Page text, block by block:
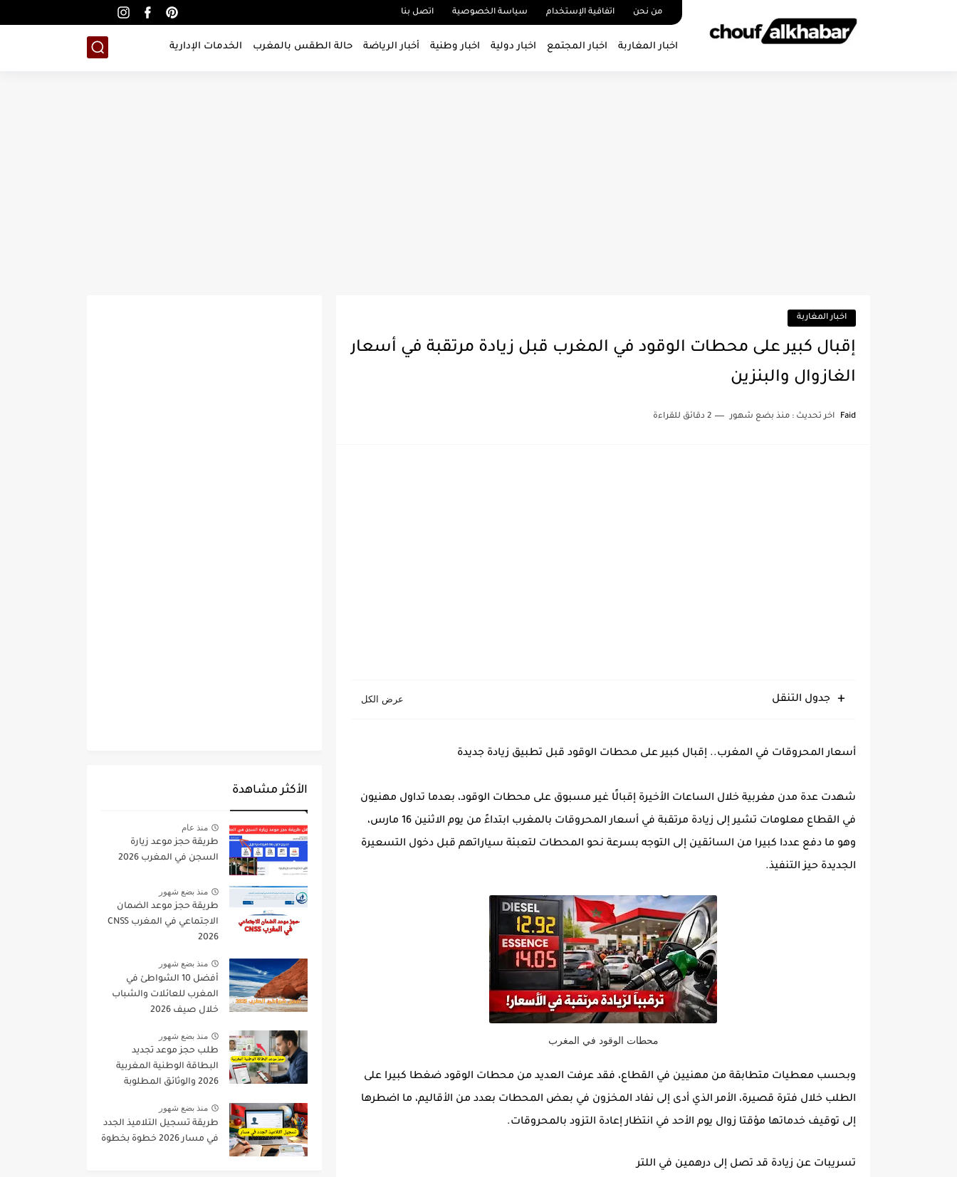
من نحن اتفاقية الإستخدام سياسة الخصوصية اتصل بنا
اخبار المغاربة اخبار المجتمع اخبار دولية اخبار وطنية أخبار الرياضة حالة الطقس بالمغرب الخدمات الإدارية
اخبار المغاربة
إقبال كبير على محطات الوقود في المغرب قبل زيادة مرتقبة في أسعار
الغازوال والبنزين
Faid اخر تحديث : منذ بضع شهور 2 دقائق للقراءة
جدول التنقل
أسعار المحروقات في المغرب.. إقبال كبير على محطات الوقود قبل تطبيق زيادة جديدة
شهدت عدة مدن مغربية خلال الساعات الأخيرة إقبالًا غير مسبوق على محطات الوقود، بعدما تداول مهنيون
في القطاع معلومات تشير إلى زيادة مرتقبة في أسعار المحروقات بالمغرب ابتداءً من يوم الاثنين 16 مارس،
وهو ما دفع عددا كبيرا من السائقين إلى التوجه بسرعة نحو المحطات لتعبئة سياراتهم قبل دخول التسعيرة
الجديدة حيز التنفيذ.
محطات الوقود في المغرب
وبحسب معطيات متطابقة من مهنيين في القطاع، فقد عرفت العديد من محطات الوقود ضغطا كبيرا على
الطلب خلال فترة قصيرة، الأمر الذي أدى إلى نفاد المخزون في بعض المحطات بعدد من الأقاليم، ما اضطرها
إلى توقيف خدماتها مؤقتا زوال يوم الأحد في انتظار إعادة التزود بالمحروقات.
تسريبات عن زيادة قد تصل إلى درهمين في اللتر
الأكثر مشاهدة
منذ عام
طريقة حجز موعد زيارة
السجن في المغرب 2026
منذ بضع شهور
طريقة حجز موعد الضمان
الاجتماعي في المغرب CNSS
2026
منذ بضع شهور
أفضل 10 الشواطئ في
المغرب للعائلات والشباب
خلال صيف 2026
منذ بضع شهور
طلب حجز موعد تجديد
البطاقة الوطنية المغربية
2026 والوثائق المطلوبة
منذ بضع شهور
طريقة تسجيل التلاميذ الجدد
في مسار 2026 خطوة بخطوة